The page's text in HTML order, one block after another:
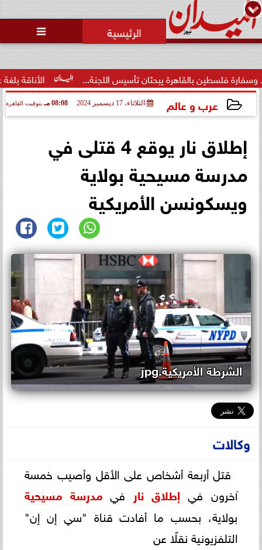

الأناقة بلغة عصرية.. بالقاهرة يبحثان تأسيس اللجنة...
عرب و عالم الثلاثاء، 17 ديسمبر 2024 08:08 مـ بتوقيت القاهرة
إطلاق نار يوقع 4 قتلى في
مدرسة مسيحية بولاية
ويسكونسن الأمريكية
الشرطة الأمريكية.jpg
وكالات
قتل أربعة أشخاص على الأقل وأصيب خمسة
آخرون في إطلاق نار فيمدرسة مسيحية
بولاية، بحسب ما أفادت قناة "سي إن إن"
التلفزيونية نقلًا عن